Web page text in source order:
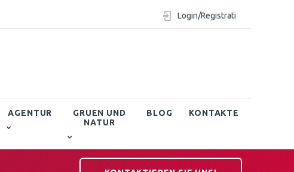
Login/Registrati
AGENTUR
GRUEN UND
NATUR
BLOG KONTAKTE